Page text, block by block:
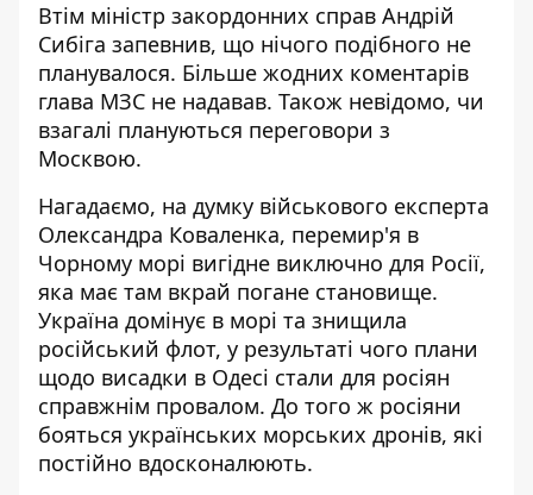
Втім міністр закордонних справ Андрій
Сибіга запевнив, що нічого подібного не
планувалося. Більше жодних коментарів
глава МЗС не надавав. Також невідомо, чи
взагалі плануються переговори з
Москвою.
Нагадаємо, на думку військового експерта
Олександра Коваленка, перемир'я в
Чорному морі вигідне виключно для Росії,
яка має там вкрай погане становище.
Україна домінує в морі та знищила
російський флот, у результаті чого плани
щодо висадки в Одесі стали для росіян
справжнім провалом. До того ж росіяни
бояться українських морських дронів, які
постійно вдосконалюють.